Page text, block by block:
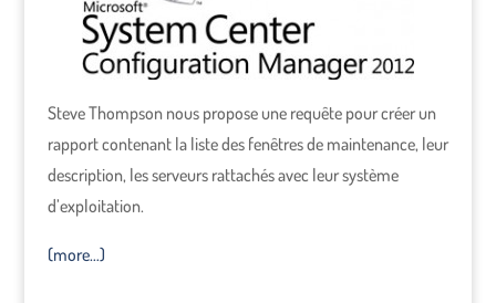
Steve Thompson nous propose une requête pour créer un
rapport contenant la liste des fenêtres de maintenance, leur
description, les serveurs rattachés avec leur système
d’exploitation.
(more…)